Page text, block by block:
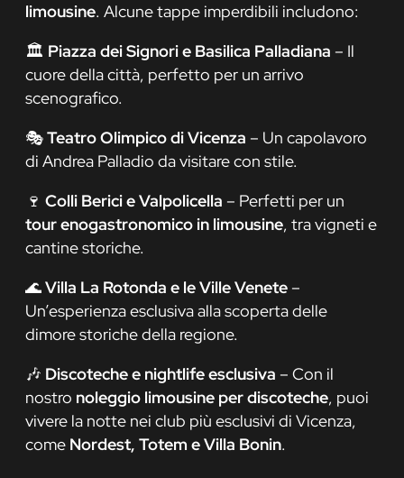
limousine. Alcune tappe imperdibili includono:
🏛️ Piazza dei Signori e Basilica Palladiana – Il
cuore della città, perfetto per un arrivo
scenografico.
🎭Teatro Olimpico di Vicenza – Un capolavoro
di Andrea Palladio da visitare con stile.
🍷 Colli Berici e Valpolicella – Perfetti per un
tour enogastronomico in limousine, tra vigneti e
cantine storiche.
🌊Villa La Rotonda e le Ville Venete –
Un’esperienza esclusiva alla scoperta delle
dimore storiche della regione.
🎶 Discoteche e nightlife esclusiva – Con il
nostro noleggio limousine per discoteche, puoi
vivere la notte nei club più esclusivi di Vicenza,
come Nordest, Totem e Villa Bonin.